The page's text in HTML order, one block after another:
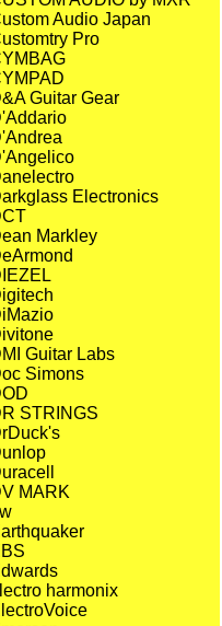
Audio Japan
Pro
Guitar Gear
Electronics
Markley
Guitar Labs
Simons
STRINGS
MARK
harmonix